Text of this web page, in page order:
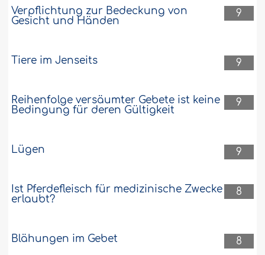
9
Verpflichtung zur Bedeckung von
Gesicht und Händen
9
Tiere im Jenseits
9
Reihenfolge versäumter Gebete ist keine
Bedingung für deren Gültigkeit
9
Lügen
8
Ist Pferdefleisch für medizinische Zwecke
erlaubt?
8
Blähungen im Gebet